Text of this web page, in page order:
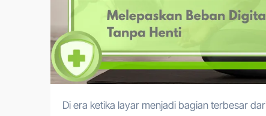
Di era ketika layar menjadi bagian terbesar dari aktivitas harian kita, tekanan digital sering kali hadir tanpa disadari.